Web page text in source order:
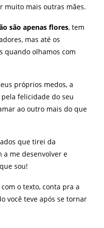
muito mais outras mães.
são apenas flores, tem
mas até os
quando olhamos com
próprios medos, a
felicidade do seu
ao outro mais do que
que tirei da
me desenvolver e
sou!
o texto, conta pra a
você teve após se tornar